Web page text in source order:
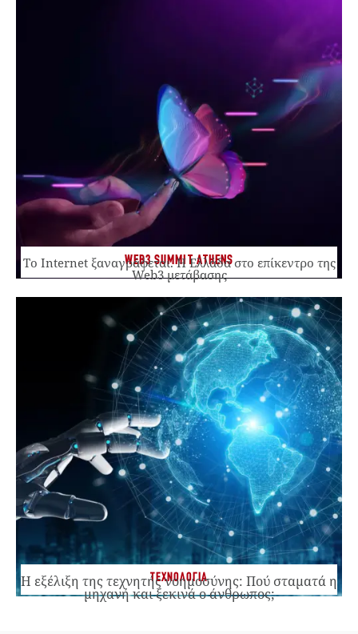
WEB3 SUMMIT ATHENS
Το Internet ξαναγράφεται. Η Ελλάδα στο επίκεντρο της
Web3 μετάβασης
ΤΕΧΝΟΛΟΓΙΑ
Η εξέλιξη της τεχνητής νοημοσύνης: Πού σταματά η
μηχανή και ξεκινά ο άνθρωπος;